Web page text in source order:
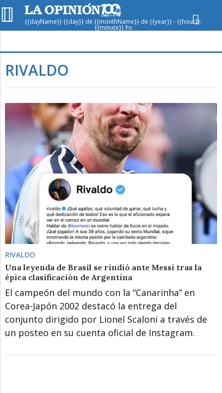
{{dayName}} {{day}} de {{monthName}} de {{year}} - {{hour}}:
{{minute}} hs
Presión
Mar Mié Jue
RIVALDO
RIVALDO
Una leyenda de Brasil se rindió ante Messi tras la
épica clasificación de Argentina
El campeón del mundo con la “Canarinha” en
Corea-Japón 2002 destacó la entrega del
conjunto dirigido por Lionel Scaloni a través de
un posteo en su cuenta oficial de Instagram.